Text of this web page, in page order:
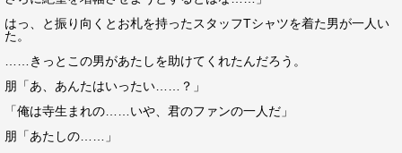
はっ、と振り向くとお札を持ったスタッフTシャツを着た男が一人い
た。
……きっとこの男があたしを助けてくれたんだろう。
朋「あ、あんたはいったい……？」
「俺は寺生まれの……いや、君のファンの一人だ」
朋「あたしの……」